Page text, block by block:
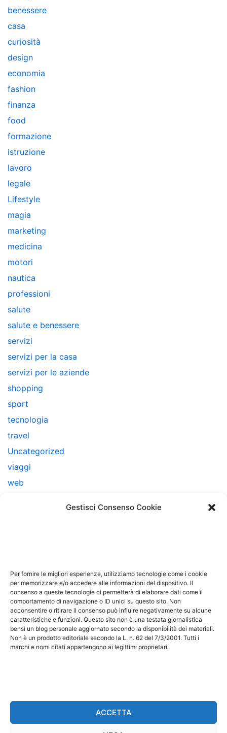
Gestisci Consenso Cookie
Per fornire le migliori esperienze, utilizziamo tecnologie come i cookie
per memorizzare e/o accedere alle informazioni del dispositivo. Il
consenso a queste tecnologie ci permetterà di elaborare dati come il
comportamento di navigazione o ID unici su questo sito. Non
acconsentire o ritirare il consenso può influire negativamente su alcune
caratteristiche e funzioni. Questo sito non è una testata giornalistica
bensì un blog personale aggiornato secondo la disponibilità dei materiali.
Non è un prodotto editoriale secondo la L. n. 62 del 7/3/2001. Tutti i
marchi e nomi citati appartengono ai legittimi proprietari.
ACCETTA
benessere
casa
curiosità
design
economia
fashion
finanza
food
formazione
istruzione
lavoro
legale
Lifestyle
magia
marketing
medicina
motori
nautica
professioni
salute
salute e benessere
servizi
servizi per la casa
servizi per le aziende
shopping
sport
tecnologia
travel
Uncategorized
viaggi
web
disponibilità e la reperibilità dei materiali. Pertanto non
può essere considerato in alcun modo un prodotto
editoriale ai sensi della L. n. 62 del 7/3/2001. Tutti i
marchi riportati appartengono ai legittimi proprietari;
marchi di terzi, nomi di prodotti, nomi commerciali,
nomi corporativi e società citati possono essere
senza alcun fine di violazione dei diritti di Copyright
vigenti. Questo sito utilizza solo cookie tecnici, in
totale rispetto della normativa europea. Maggiori